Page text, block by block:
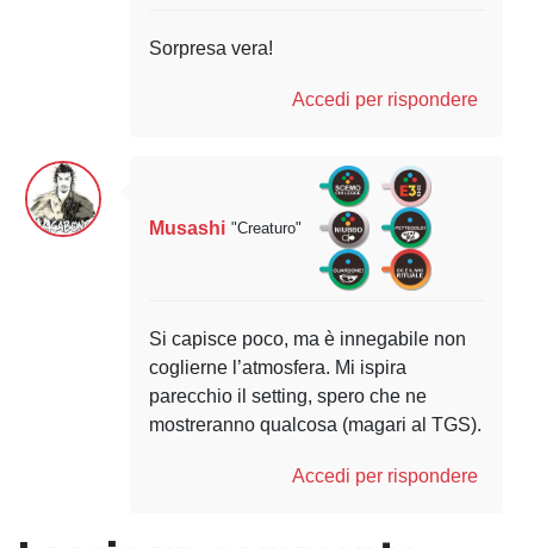
Sorpresa vera!
Accedi per rispondere
Musashi "Creaturo"
Si capisce poco, ma è innegabile non
coglierne l’atmosfera. Mi ispira
parecchio il setting, spero che ne
mostreranno qualcosa (magari al TGS).
Accedi per rispondere